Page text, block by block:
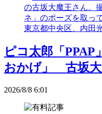
ピコ太郎「PPAP
おかげ」 古坂大
2026/8/8 6:01